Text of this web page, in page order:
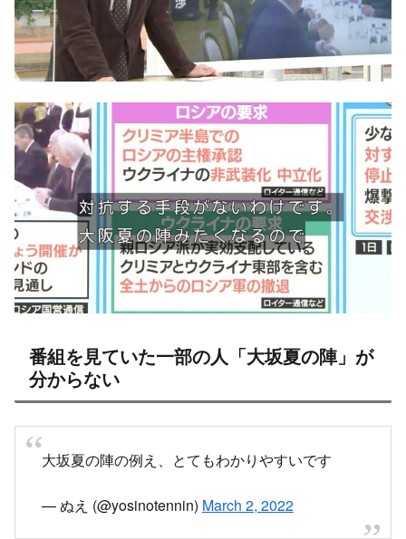
番組を見ていた一部の人「大坂夏の陣」が
分からない
大坂夏の陣の例え、とてもわかりやすいです
— ぬえ (@yosinotennin) March 2, 2022